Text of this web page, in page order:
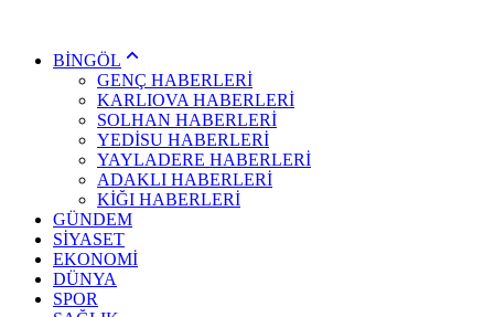
BİNGÖL
GENÇ HABERLERİ
KARLIOVA HABERLERİ
SOLHAN HABERLERİ
YEDİSU HABERLERİ
YAYLADERE HABERLERİ
ADAKLI HABERLERİ
KİĞI HABERLERİ
GÜNDEM
SİYASET
EKONOMİ
DÜNYA
SPOR